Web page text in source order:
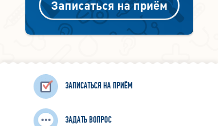
Записаться на приём
ЗАПИСАТЬСЯ НА ПРИЁМ
ЗАДАТЬ ВОПРОС